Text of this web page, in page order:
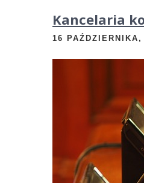
Kancelaria
16 PAŹDZIERNIKA,